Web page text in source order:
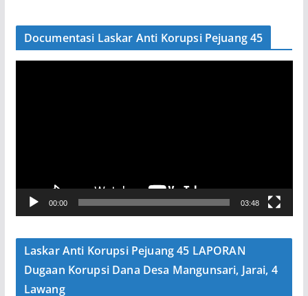
Documentasi Laskar Anti Korupsi Pejuang 45
V
e
00:00 03:48
Laskar Anti Korupsi Pejuang 45 LAPORAN
Dugaan Korupsi Dana Desa Mangunsari, Jarai, 4
Lawang